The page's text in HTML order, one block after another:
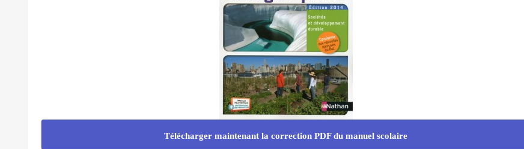
Télécharger maintenant la correction PDF du manuel scolaire